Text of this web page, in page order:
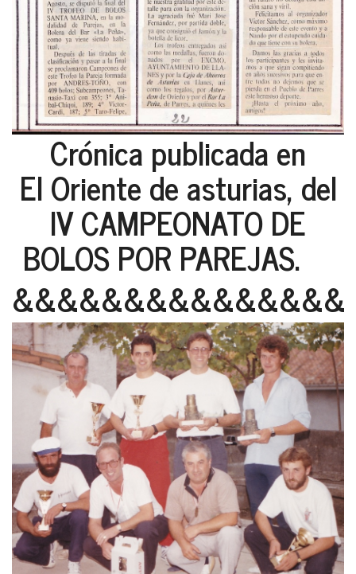
Crónica publicada en
El Oriente de asturias, del
IV CAMPEONATO DE
BOLOS POR PAREJAS.
&&&&&&&&&&&&&&&